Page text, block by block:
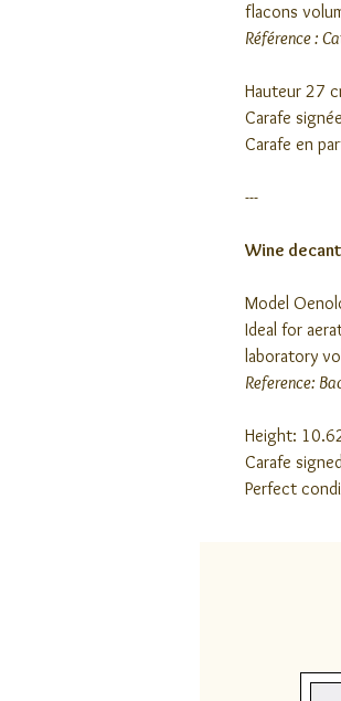
flacons
Référence :
Hauteur 27
Carafe
Carafe en
---
Wine
Model
Ideal for
laboratory
Reference:
Height:
Carafe
Perfect